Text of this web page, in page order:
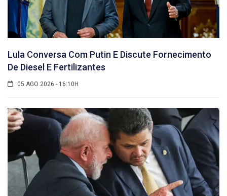
Lula Conversa Com Putin E Discute Fornecimento
De Diesel E Fertilizantes
05 AGO 2026 - 16:10H